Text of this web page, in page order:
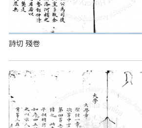
詩切 殘卷